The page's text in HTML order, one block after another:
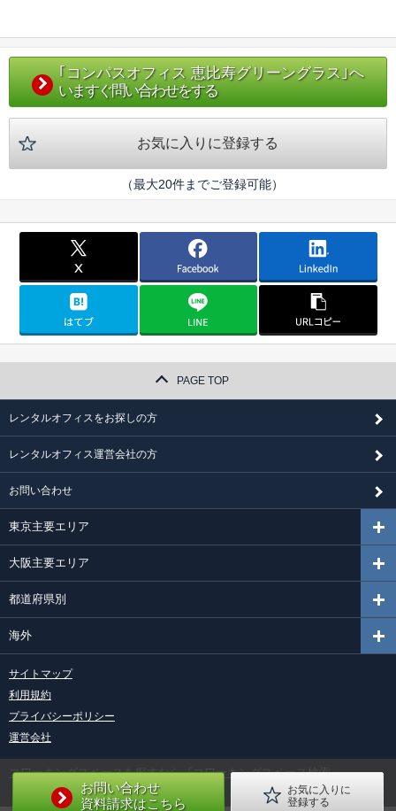
｢コンパスオフィス 恵比寿グリーングラス｣へ
いますぐ問い合わせをする
お気に入りに登録する
（最大20件までご登録可能）
お問い合わせ
資料請求はこちら
お気に入りに
登録する
PAGE TOP
レンタルオフィスをお探しの方
レンタルオフィス運営会社の方
お問い合わせ
東京主要エリア
大阪主要エリア
都道府県別
海外
サイトマップ
利用規約
プライバシーポリシー
運営会社
コワーキングスペースを探すなら『コワーキングスペース検索』